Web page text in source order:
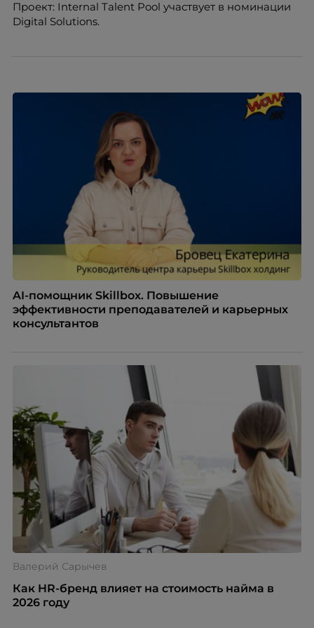
Проект: Internal Talent Pool участвует в номинации
Digital Solutions.
AI-помощник Skillbox. Повышение
эффективности преподавателей и карьерных
консультантов
Валерий Сарычев
Как HR-бренд влияет на стоимость найма в
2026 году